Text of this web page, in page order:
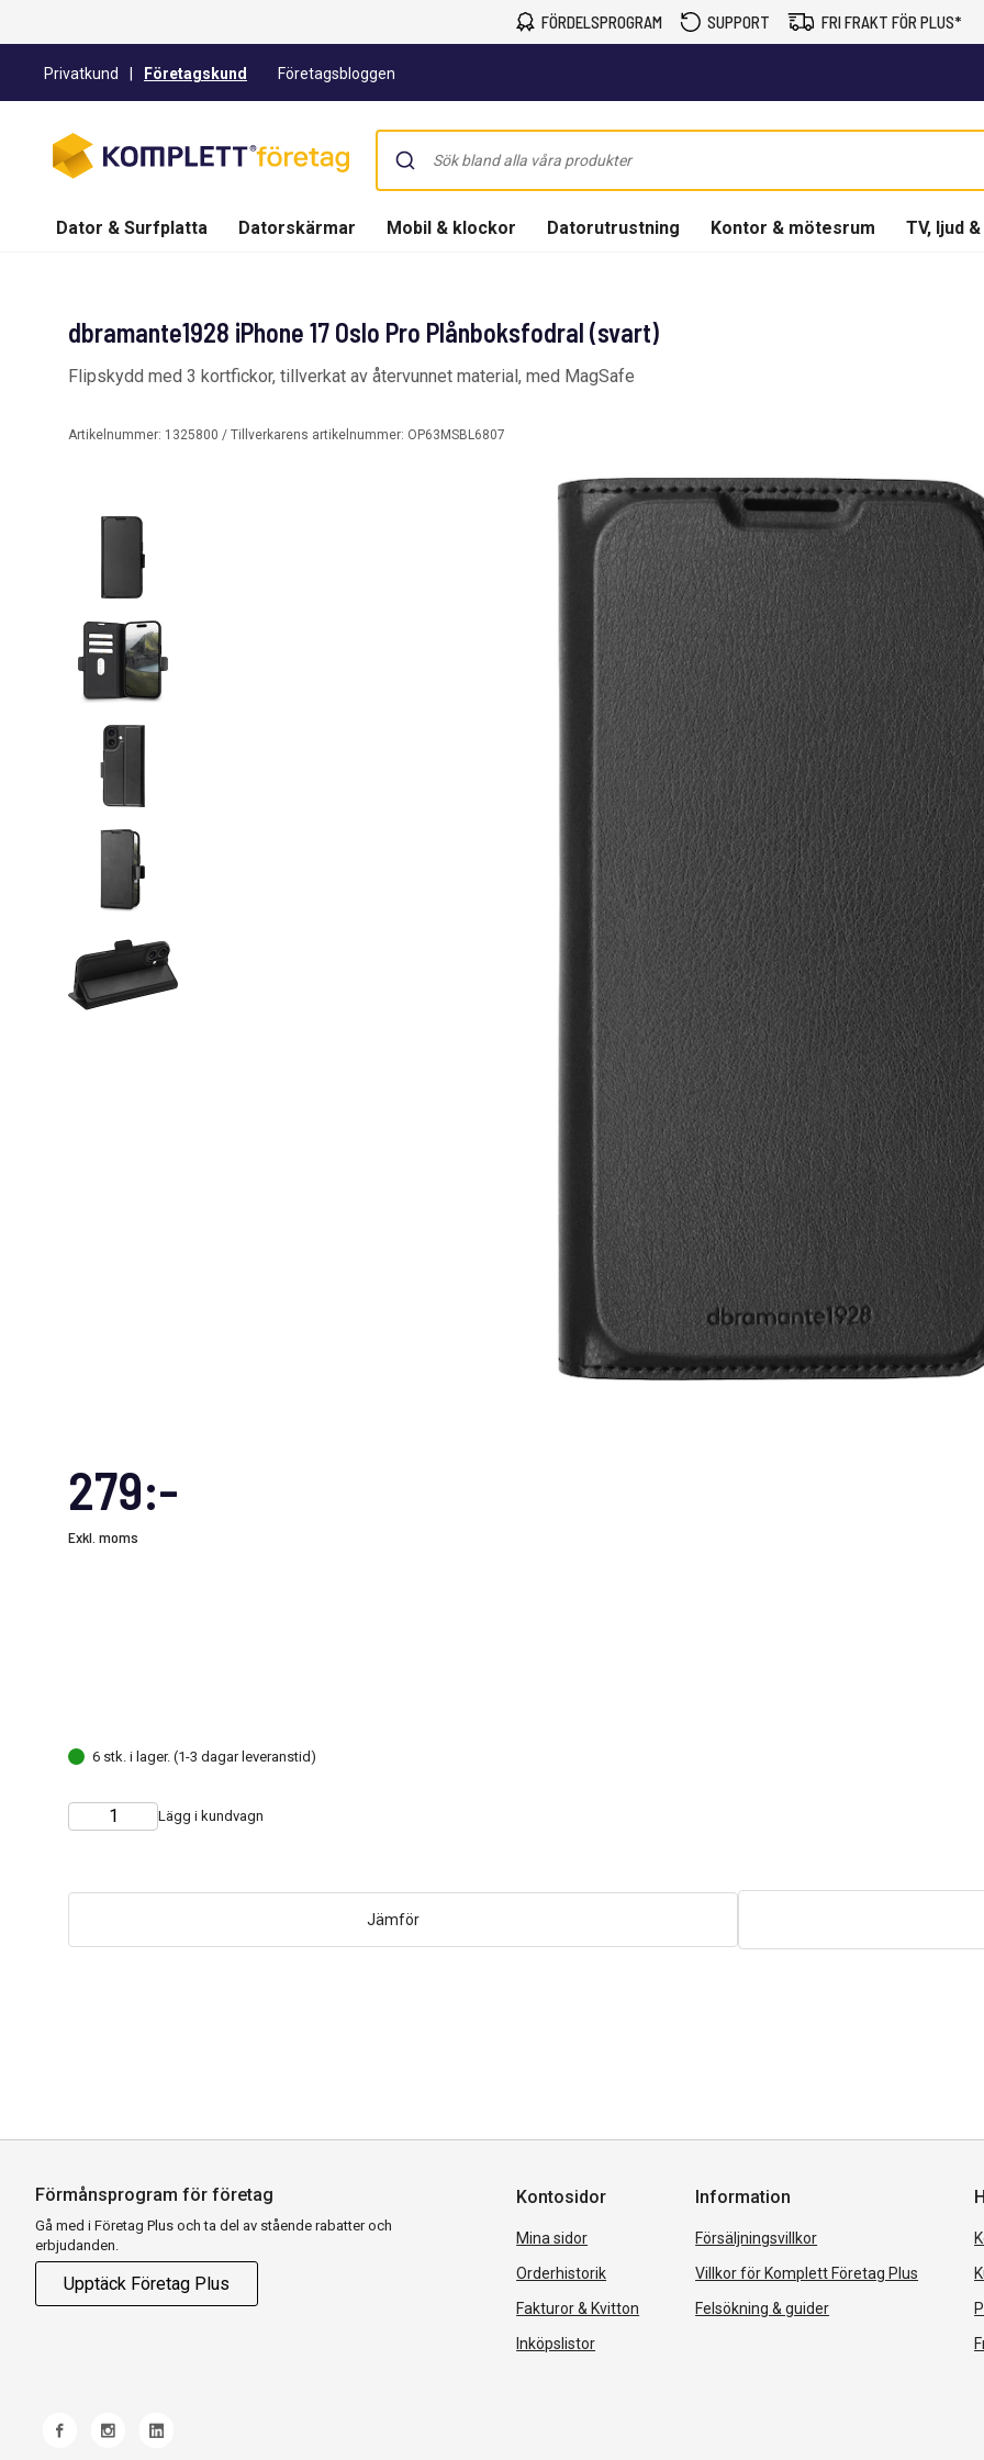
FÖRDELSPROGRAM SUPPORT FRI FRAKT FÖR PLUS*
Privatkund Företagskund Företagsbloggen
Dator & Surfplatta Datorskärmar Mobil & klockor Datorutrustning Kontor & mötesrum TV, ljud
dbramante1928 iPhone 17 Oslo Pro Plånboksfodral (svart)
Flipskydd med 3 kortfickor, tillverkat av återvunnet material, med MagSafe
Artikelnummer: 1325800 / Tillverkarens artikelnummer: OP63MSBL6807
279:-
Exkl. moms
6 stk. i lager. (1-3 dagar leveranstid)
Choose
Quantity Lägg i kundvagn
Jämför
Förmånsprogram för företag
Gå med i Företag Plus och ta del av stående rabatter och
erbjudanden.
Upptäck Företag Plus
Kontosidor
Mina sidor
Orderhistorik
Fakturor & Kvitton
Inköpslistor
Information
Försäljningsvillkor
Villkor för Komplett Företag Plus
Felsökning & guider